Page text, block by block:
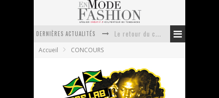
DERNIÈRES ACTUALITÉS
Doudoune pour femme : choisir la pièce idéale entre style, chaleur et durabilité
Pourquoi le costume sur mesure à Paris est un incontournable de l’élégance contemporaine ?
Accueil CONCOURS